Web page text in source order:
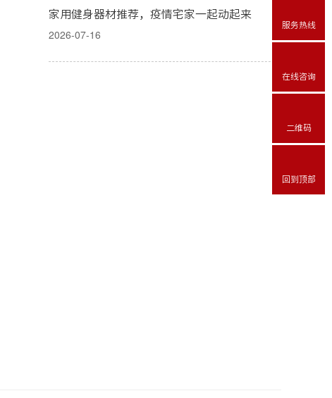
家用健身器材推荐，疫情宅家一起动起来
2026-07-16
服务热线
在线咨询
二维码
回到顶部